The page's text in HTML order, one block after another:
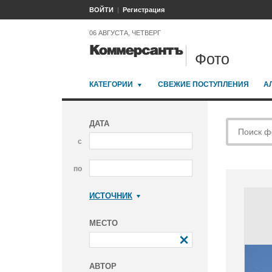
ВОЙТИ Регистрация
06 АВГУСТА, ЧЕТВЕРГ
Фото
КАТЕГОРИИ СВЕЖИЕ ПОСТУПЛЕНИЯ
ДАТА
с
по
ИСТОЧНИК
МЕСТО
АВТОР